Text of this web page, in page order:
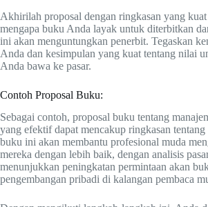
Akhirilah proposal dengan ringkasan yang kuat
mengapa buku Anda layak untuk diterbitkan
ini akan menguntungkan penerbit. Tegaskan
Anda dan kesimpulan yang kuat tentang nilai
Anda bawa ke pasar.
Contoh Proposal Buku:
Sebagai contoh, proposal buku tentang
yang efektif dapat mencakup ringkasan tentang
buku ini akan membantu profesional muda
mereka dengan lebih baik, dengan analisis
menunjukkan peningkatan permintaan akan
pengembangan pribadi di kalangan pembaca